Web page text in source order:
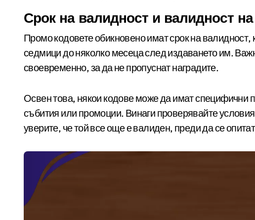
Срок на валидност и валидност
Промо кодовете обикновено имат срок на
седмици до няколко месеца след издаването им.
своевременно, за да не пропуснат наградите.
Освен това, някои кодове може да имат специфични
събития или промоции. Винаги проверявайте
уверите, че той все още е валиден, преди да се